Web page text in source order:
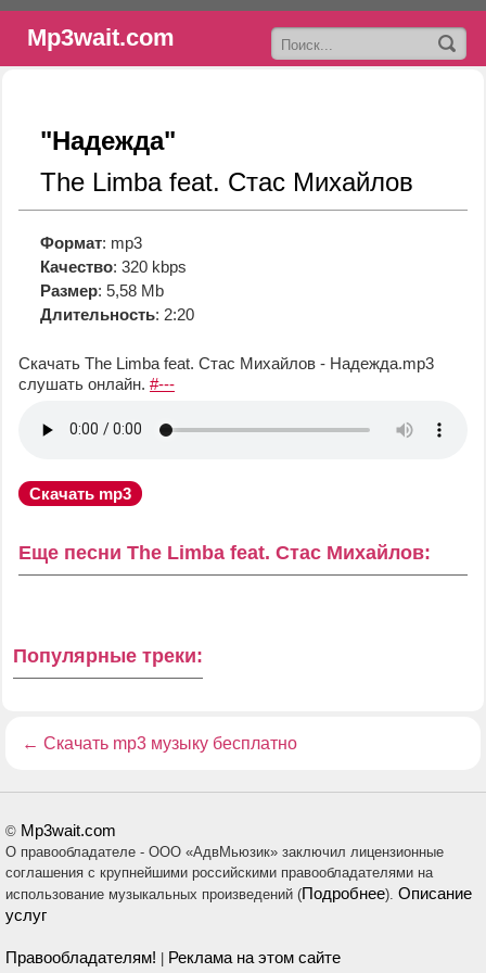
Mp3wait.com
"Надежда"
The Limba feat. Стас Михайлов
Формат: mp3
Качество: 320 kbps
Размер: 5,58 Mb
Длительность: 2:20
Скачать The Limba feat. Стас Михайлов - Надежда.mp3
слушать онлайн. #---
Скачать mp3
Еще песни The Limba feat. Стас Михайлов:
Популярные треки:
← Скачать mp3 музыку бесплатно
© Mp3wait.com
О правообладателе - ООО «АдвМьюзик» заключил лицензионные
соглашения с крупнейшими российскими правообладателями на
использование музыкальных произведений (Подробнее). Описание
услуг
Правообладателям! Реклама на этом сайте